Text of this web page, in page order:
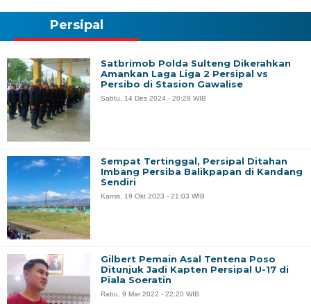
Persipal
Satbrimob Polda Sulteng Dikerahkan
Amankan Laga Liga 2 Persipal vs
Persibo di Stasion Gawalise
Sabtu, 14 Des 2024 - 20:28 WIB
Sempat Tertinggal, Persipal Ditahan
Imbang Persiba Balikpapan di Kandang
Sendiri
Kamis, 19 Okt 2023 - 21:03 WIB
Gilbert Pemain Asal Tentena Poso
Ditunjuk Jadi Kapten Persipal U-17 di
Piala Soeratin
Rabu, 9 Mar 2022 - 22:20 WIB